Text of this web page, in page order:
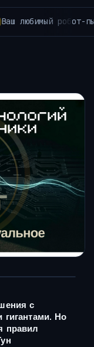
любимый робот-
с
гигантами. Но
правил